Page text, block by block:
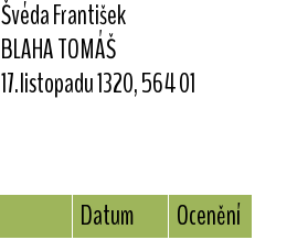
Švéda František
BLAHA TOMÁŠ
17.listopadu 1320, 564 01
Datum
Ocenění